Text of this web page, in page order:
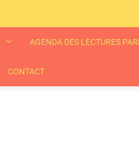
AGENDA DES LECTURES
CONTACT